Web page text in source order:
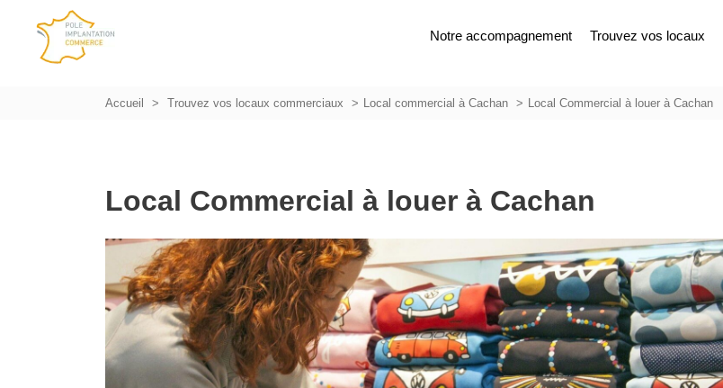
Notre accompagnement Trouvez vos locaux
Accueil Trouvez vos locaux commerciaux Local commercial à Cachan Local Commercial à louer à Cachan
Local Commercial à louer à Cachan